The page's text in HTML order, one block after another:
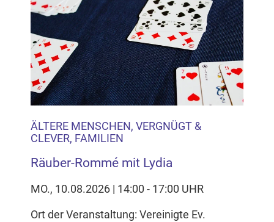
ÄLTERE MENSCHEN, VERGNÜGT &
CLEVER, FAMILIEN
Räuber-Rommé mit Lydia
MO., 10.08.2026 | 14:00 - 17:00 UHR
Ort der Veranstaltung: Vereinigte Ev.